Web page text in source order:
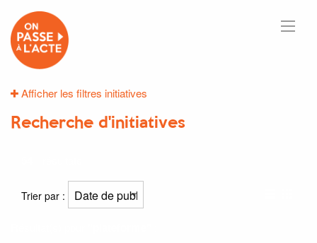
Afficher les filtres initiatives
Recherche d'initiatives
Trier par :